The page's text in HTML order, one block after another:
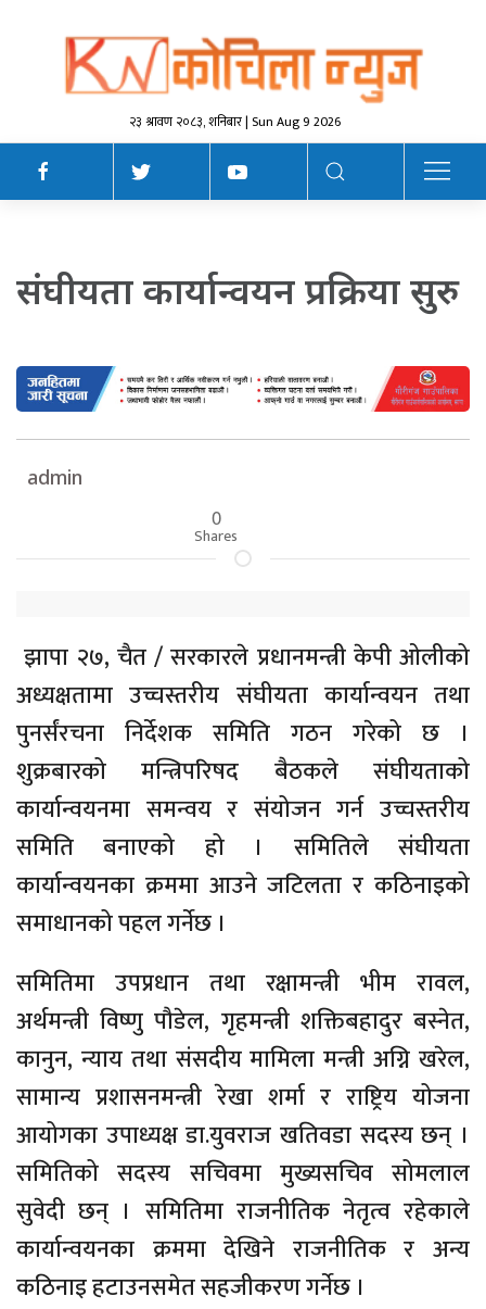
२३ श्रावण २०८३, शनिबार | Sun Aug 9 2026
संघीयता कार्यान्वयन प्रक्रिया सुरु
admin
0
Shares
झापा २७, चैत / सरकारले प्रधानमन्त्री केपी ओलीको
अध्यक्षतामा उच्चस्तरीय संघीयता कार्यान्वयन तथा
पुनर्संरचना निर्देशक समिति गठन गरेको छ ।
शुक्रबारको मन्त्रिपरिषद बैठकले संघीयताको
कार्यान्वयनमा समन्वय र संयोजन गर्न उच्चस्तरीय
समिति बनाएको हो । समितिले संघीयता
कार्यान्वयनका क्रममा आउने जटिलता र कठिनाइको
समाधानको पहल गर्नेछ ।
समितिमा उपप्रधान तथा रक्षामन्त्री भीम रावल,
अर्थमन्त्री विष्णु पौडेल, गृहमन्त्री शक्तिबहादुर बस्नेत,
कानुन, न्याय तथा संसदीय मामिला मन्त्री अग्नि खरेल,
सामान्य प्रशासनमन्त्री रेखा शर्मा र राष्ट्रिय योजना
आयोगका उपाध्यक्ष डा.युवराज खतिवडा सदस्य छन् ।
समितिको सदस्य सचिवमा मुख्यसचिव सोमलाल
सुवेदी छन् । समितिमा राजनीतिक नेतृत्व रहेकाले
कार्यान्वयनका क्रममा देखिने राजनीतिक र अन्य
कठिनाइ हटाउनसमेत सहजीकरण गर्नेछ ।